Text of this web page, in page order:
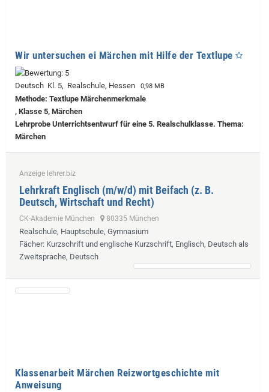
Wir untersuchen ei Märchen mit Hilfe der Textlupe
Deutsch Kl. 5, Realschule, Hessen 0,98 MB
Methode: Textlupe Märchenmerkmale
, Klasse 5, Märchen
Lehrprobe Unterrichtsentwurf für eine 5. Realschulklasse. Thema:
Märchen
Anzeige lehrer.biz
Lehrkraft Englisch (m/w/d) mit Beifach (z. B.
Deutsch, Wirtschaft und Recht)
CK-Akademie München 80335 München
Realschule, Hauptschule, Gymnasium
Fächer: Kurzschrift und englische Kurzschrift, Englisch, Deutsch als
Zweitsprache, Deutsch
Klassenarbeit Märchen Reizwortgeschichte mit
Anweisung